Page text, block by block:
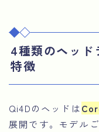
4種類のヘッド
特徴
Qi4Dのヘッドは
展開です。モデル